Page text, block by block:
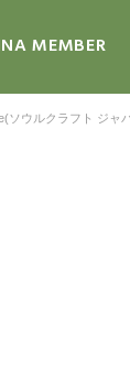
MEMBER
ソウルクラフト ジャ